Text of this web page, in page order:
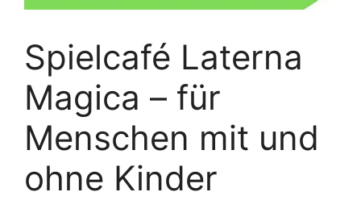
Spielcafé Laterna
Magica – für
Menschen mit und
ohne Kinder